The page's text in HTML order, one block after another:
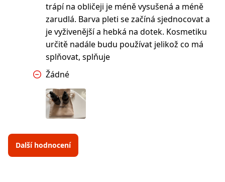
trápí na obličeji je méně vysušená a méně
zarudlá. Barva pleti se začíná sjednocovat a
je vyživenější a hebká na dotek. Kosmetiku
určitě nadále budu používat jelikož co má
splňovat, splňuje
Žádné
Další hodnocení